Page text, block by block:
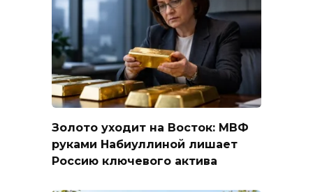
Золото уходит на Восток: МВФ
руками Набиуллиной лишает
Россию ключевого актива